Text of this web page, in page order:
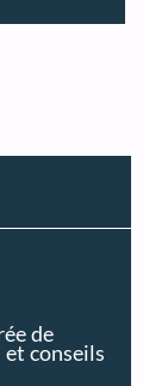
de
et conseils